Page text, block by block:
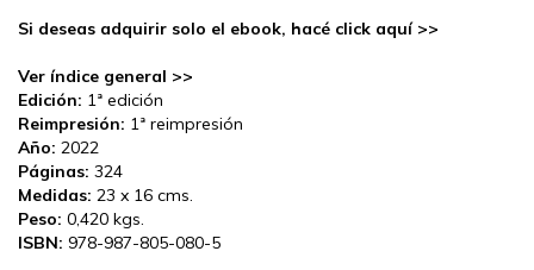
Si deseas adquirir solo el ebook, hacé click aquí >>
Ver índice general >>
Edición: 1ª edición
Reimpresión: 1ª reimpresión
Año: 2022
Páginas: 324
Medidas: 23 x 16 cms.
Peso: 0,420 kgs.
ISBN: 978-987-805-080-5